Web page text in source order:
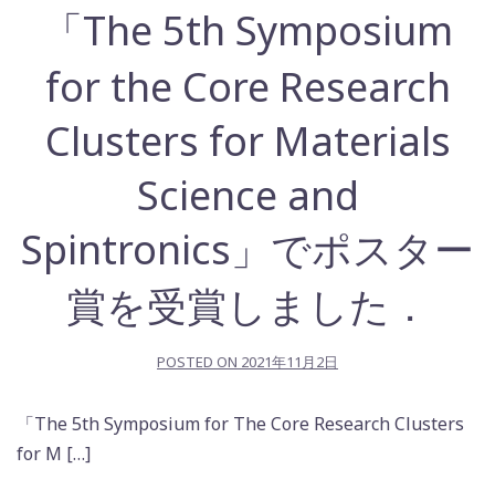
「The 5th Symposium
for the Core Research
Clusters for Materials
Science and
Spintronics」でポスター
賞を受賞しました．
POSTED ON 2021年11月2日
「The 5th Symposium for The Core Research Clusters
for M […]